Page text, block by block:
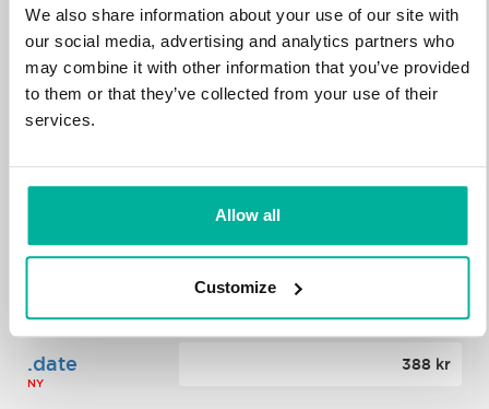
We also share information about your use of our site with
our social media, advertising and analytics partners who
may combine it with other information that you’ve provided
to them or that they’ve collected from your use of their
services.
Allow all
Customize
.win
NY
388 kr
.bid
NY
388 kr
.science 364 kr
.date
NY
388 kr